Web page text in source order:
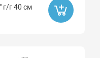
г/г 40 см